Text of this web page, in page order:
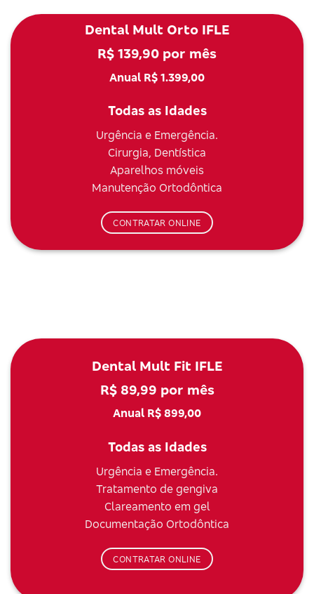
Dental Mult Orto IFLE
R$ 139,90 por mês
Anual R$ 1.399,00
Todas as Idades
Urgência e Emergência.
Cirurgia, Dentística
Aparelhos móveis
Manutenção Ortodôntica
CONTRATAR ONLINE
Dental Mult Fit IFLE
R$ 89,99 por mês
Anual R$ 899,00
Todas as Idades
Urgência e Emergência.
Tratamento de gengiva
Clareamento em gel
Documentação Ortodôntica
CONTRATAR ONLINE